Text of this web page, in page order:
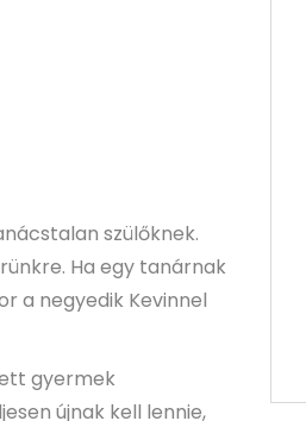
szülőknek.
Ha egy tanárnak
a negyedik Kevinnel
gyermek
újnak kell lennie,